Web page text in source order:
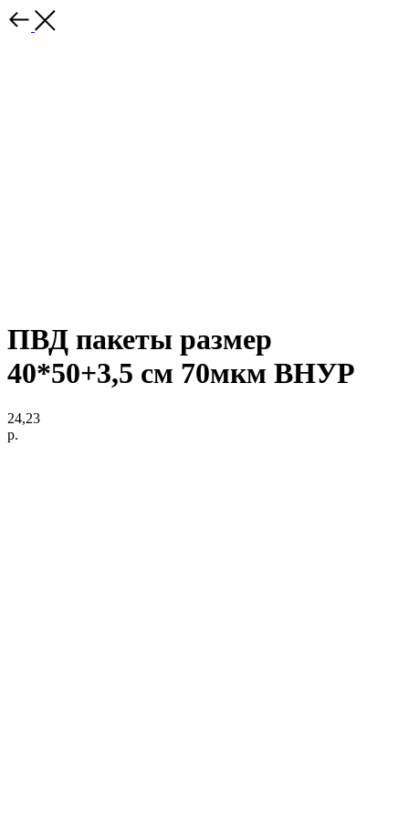
ПВД пакеты размер
40*50+3,5 см 70мкм ВНУР
24,23
р.